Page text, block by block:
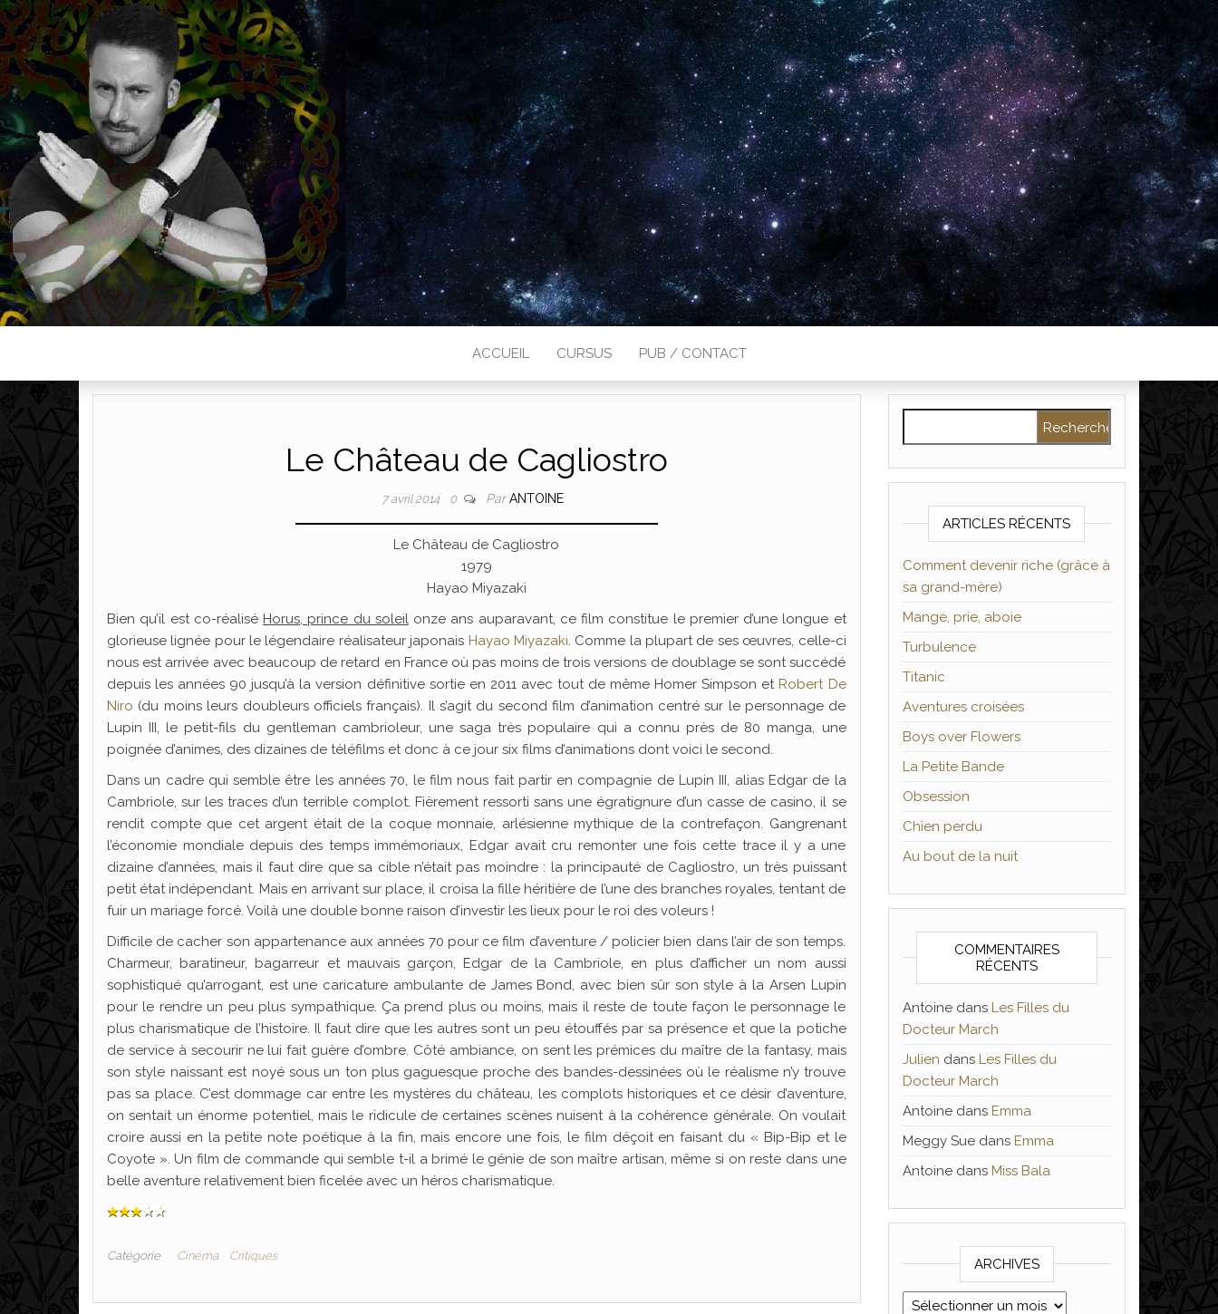
Plus de 2800 critiques de films
ACCUEIL CURSUS PUB / CONTACT
Le Château de Cagliostro
7 avril 2014 0 ParANTOINE
Le Château de Cagliostro
1979
Hayao Miyazaki
Bien qu’il est co-réalisé Horus, prince du soleilonze ans auparavant, ce film constitue le premier d’une longue et
glorieuse lignée pour le légendaire réalisateur japonais Hayao Miyazaki. Comme la plupart de ses œuvres, celle-ci
nous est arrivée avec beaucoup de retard en France où pas moins de trois versions de doublage se sont succédé
depuis les années 90 jusqu’à la version définitive sortie en 2011 avec tout de même Homer Simpson et Robert De
Niro (du moins leurs doubleurs officiels français). Il s’agit du second film d’animation centré sur le personnage de
Lupin III, le petit-fils du gentleman cambrioleur, une saga très populaire qui a connu près de 80 manga, une
poignée d’animes, des dizaines de téléfilms et donc à ce jour six films d’animations dont voici le second.
Dans un cadre qui semble être les années 70, le film nous fait partir en compagnie de Lupin III, alias Edgar de la
Cambriole, sur les traces d’un terrible complot. Fièrement ressorti sans une égratignure d’un casse de casino, il se
rendit compte que cet argent était de la coque monnaie, arlésienne mythique de la contrefaçon. Gangrenant
l’économie mondiale depuis des temps immémoriaux, Edgar avait cru remonter une fois cette trace il y a une
dizaine d’années, mais il faut dire que sa cible n’était pas moindre : la principauté de Cagliostro, un très puissant
petit état indépendant. Mais en arrivant sur place, il croisa la fille héritière de l’une des branches royales, tentant de
fuir un mariage forcé. Voilà une double bonne raison d’investir les lieux pour le roi des voleurs !
Difficile de cacher son appartenance aux années 70 pour ce film d’aventure / policier bien dans l’air de son temps.
Charmeur, baratineur, bagarreur et mauvais garçon, Edgar de la Cambriole, en plus d’afficher un nom aussi
sophistiqué qu’arrogant, est une caricature ambulante de James Bond, avec bien sûr son style à la Arsen Lupin
pour le rendre un peu plus sympathique. Ça prend plus ou moins, mais il reste de toute façon le personnage le
plus charismatique de l’histoire. Il faut dire que les autres sont un peu étouffés par sa présence et que la potiche
de service à secourir ne lui fait guère d’ombre. Côté ambiance, on sent les prémices du maître de la fantasy, mais
son style naissant est noyé sous un ton plus gaguesque proche des bandes-dessinées où le réalisme n’y trouve
pas sa place. C’est dommage car entre les mystères du château, les complots historiques et ce désir d’aventure,
on sentait un énorme potentiel, mais le ridicule de certaines scènes nuisent à la cohérence générale. On voulait
croire aussi en la petite note poétique à la fin, mais encore une fois, le film déçoit en faisant du « Bip-Bip et le
Coyote ». Un film de commande qui semble t-il a brimé le génie de son maître artisan, même si on reste dans une
belle aventure relativement bien ficelée avec un héros charismatique.
Catégorie Cinéma Critiques
ARTICLES RÉCENTS
Comment devenir riche (grâce à
sa grand-mère)
Mange, prie, aboie
Turbulence
Titanic
Aventures croisées
Boys over Flowers
La Petite Bande
Obsession
Chien perdu
Au bout de la nuit
COMMENTAIRES
RÉCENTS
Antoinedans Les Filles du
Docteur March
Julien dans Les Filles du
Docteur March
Antoinedans Emma
Meggy Suedans Emma
Antoinedans Miss Bala
ARCHIVES
Archives